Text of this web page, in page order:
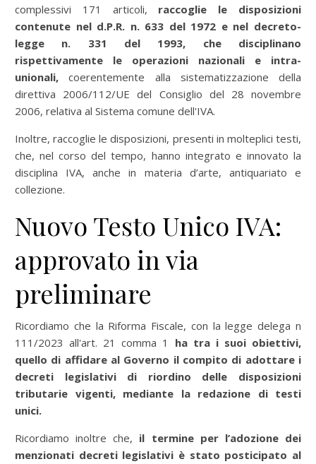
complessivi 171 articoli, raccoglie le disposizioni
contenute nel d.P.R. n. 633 del 1972 e nel decreto-
legge n. 331 del 1993, che disciplinano
rispettivamente le operazioni nazionali e intra-
unionali, coerentemente alla sistematizzazione della
direttiva 2006/112/UE del Consiglio del 28 novembre
2006, relativa al Sistema comune dell'IVA.
Inoltre, raccoglie le disposizioni, presenti in molteplici testi,
che, nel corso del tempo, hanno integrato e innovato la
disciplina IVA, anche in materia d’arte, antiquariato e
collezione.
Nuovo Testo Unico IVA:
approvato in via
preliminare
Ricordiamo che la Riforma Fiscale, con la legge delega n
111/2023 all'art. 21 comma 1
ha tra i suoi obiettivi,
quello di affidare al Governo il compito di adottare i
decreti legislativi di riordino delle disposizioni
tributarie vigenti, mediante la redazione di testi
unici.
Ricordiamo inoltre che, il termine per l’adozione dei
menzionati decreti legislativi è stato posticipato al